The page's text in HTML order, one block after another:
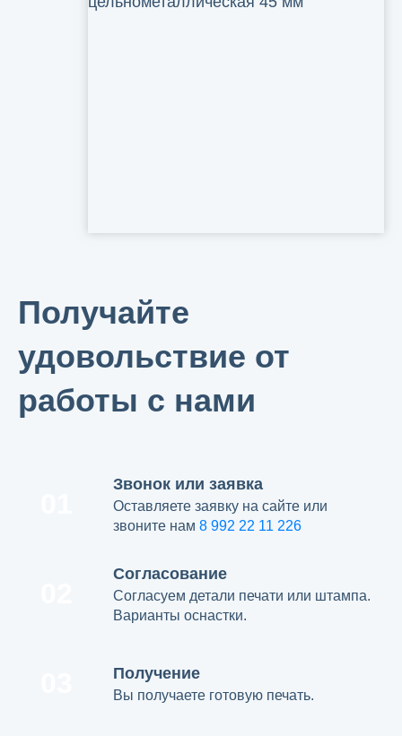
Получайте
удовольствие от
работы с нами
Звонок или заявка
Оставляете заявку на сайте или
звоните нам 8 992 22 11 226
Согласование
Согласуем детали печати или штампа.
Варианты оснастки.
Получение
Вы получаете готовую печать.